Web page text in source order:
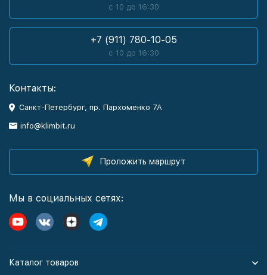
с 10 до 16:30
+7 (911) 780-10-05
с 10 до 16:30
Контакты:
Санкт-Петербург, пр. Пархоменко 7А
info@klimbit.ru
Проложить маршрут
Мы в социальных сетях:
Каталог товаров